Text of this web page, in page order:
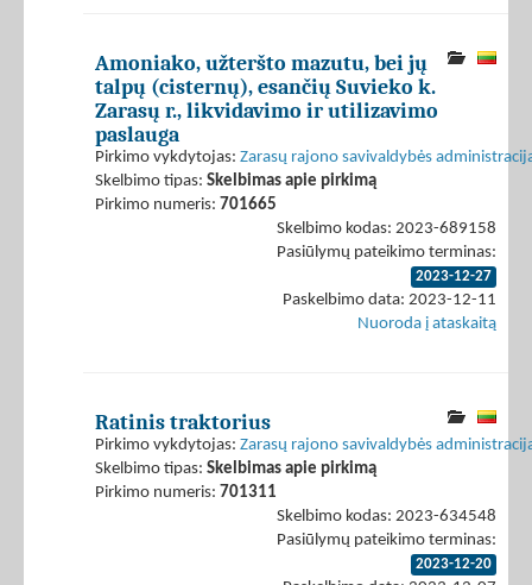
Amoniako, užteršto mazutu, bei jų
talpų (cisternų), esančių Suvieko k.
Zarasų r., likvidavimo ir utilizavimo
paslauga
Pirkimo vykdytojas: Zarasų rajono savivaldybės
Skelbimo tipas: Skelbimas apie pirkimą
Pirkimo numeris: 701665
Skelbimo kodas: 2023-689158
Pasiūlymų pateikimo terminas:
2023-12-27
Paskelbimo data: 2023-12-11
Nuoroda į ataskaitą
Ratinis traktorius
Pirkimo vykdytojas: Zarasų rajono savivaldybės
Skelbimo tipas: Skelbimas apie pirkimą
Pirkimo numeris: 701311
Skelbimo kodas: 2023-634548
Pasiūlymų pateikimo terminas:
2023-12-20